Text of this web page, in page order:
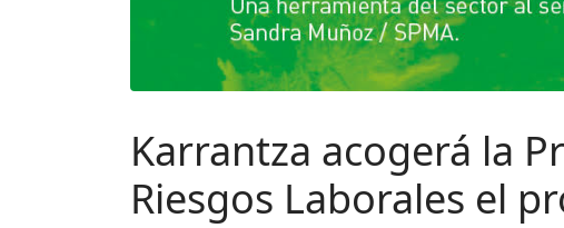
Karrantza acogerá la
Riesgos Laborales el